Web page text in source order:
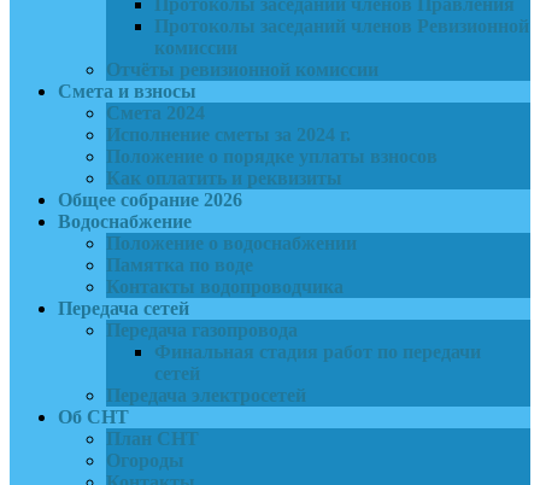
Протоколы заседаний членов Правления
Протоколы заседаний членов Ревизионной
комиссии
Отчёты ревизионной комиссии
Смета и взносы
Смета 2024
Исполнение сметы за 2024 г.
Положение о порядке уплаты взносов
Как оплатить и реквизиты
Общее собрание 2026
Водоснабжение
Положение о водоснабжении
Памятка по воде
Контакты водопроводчика
Передача сетей
Передача газопровода
Финальная стадия работ по передачи
сетей
Передача электросетей
Об СНТ
План СНТ
Огороды